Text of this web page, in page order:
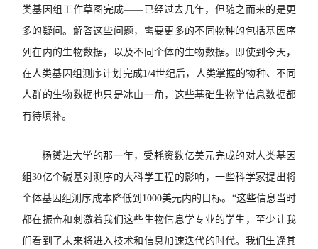
类基因组工作草图完成——已经过去几年，但随之而来的是更
多的疑问。解答这些问题，需要更多的不同物种的包括基因序
列在内的生物数据，以及不同个体的生物数据。即使到今天，
在人类基因组测序计划完成1/4世纪后，人类掌握的物种、不同
人群的生物数据也只是冰山一角，这些基础生物学信息数据都
有待填补。
杨赟进大学的那一年，受耗资数亿美元完成的对人类基因
组30亿个碱基对测序的大科学工程的影响，一些科学家提出将
个体基因组测序成本降低到1000美元内的目标。“这些信息当时
都在振奋和刺激着我们这些生物信息学专业的学生，至少让我
们看到了未来将进入技术和信息加速迭代的时代。我们生逢其